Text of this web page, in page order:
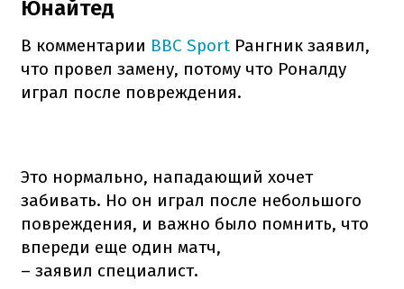
Юнайтед
В комментарии BBC Sport Рангник заявил,
что провел замену, потому что Роналду
играл после повреждения.
Это нормально, нападающий хочет
забивать. Но он играл после небольшого
повреждения, и важно было помнить, что
впереди еще один матч,
– заявил специалист.